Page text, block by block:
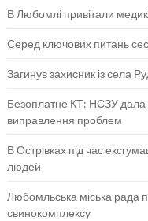
В Любомлі привітали
Серед ключових питань
Загинув захисник із села
Безоплатне КТ: НСЗУ дала
виправлення проблем
В Острівках під час
людей
Любомльська міська рада
свинокомплексу